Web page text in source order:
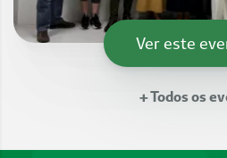
Ver este
+ Todos os